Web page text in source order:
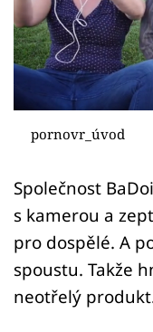
Videa
Sledujte
Přihlášení
Sledujte nás
pornovr_úvod
Společnost
s kamerou a
pro dospělé. A
spoustu. Takže
neotřelý